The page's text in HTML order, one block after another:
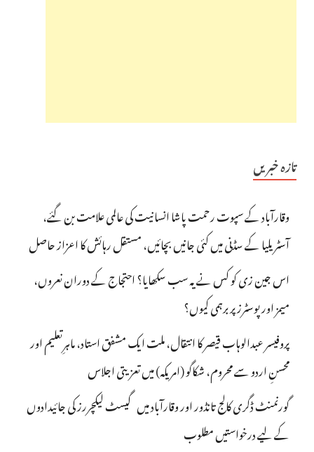
تازہ خبریں
وقارآباد کے سپوت رحمت پاشا انسانیت کی عالمی علامت بن گئے،
آسٹریلیا کے سڈنی میں کئی جانیں بچائیں، مستقل رہائش کا اعزاز حاصل
اس جین زی کو کس نے یہ سب سکھایا؟ احتجاج کے دوران نعروں،
میمز اور پوسٹرز پر برہمی کیوں؟
پروفیسر عبدالوہاب قیصر کا انتقال، ملت ایک مشفق استاد، ماہرِتعلیم اور
محسنِ اردو سے محروم، شکاگو (امریکہ) میں تعزیتی اجلاس
گورنمنٹ ڈگری کالج تانڈور اور وقارآباد میں گیسٹ لیکچررز کی جائیدادوں
کے لیے درخواستیں مطلوب